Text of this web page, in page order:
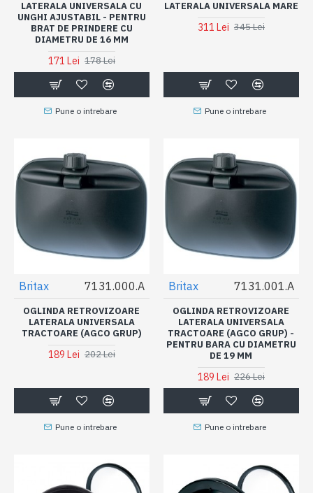
LATERALA UNIVERSALA CU
UNGHI AJUSTABIL - PENTRU
BRAT DE PRINDERE CU
DIAMETRU DE 16 MM
171 Lei 178 Lei
Pune o intrebare
LATERALA UNIVERSALA MARE
311 Lei 345 Lei
Pune o intrebare
Britax 7131.000.A
OGLINDA RETROVIZOARE
LATERALA UNIVERSALA
TRACTOARE (AGCO GRUP)
189 Lei 202 Lei
Pune o intrebare
Britax 7131.001.A
OGLINDA RETROVIZOARE
LATERALA UNIVERSALA
TRACTOARE (AGCO GRUP) -
PENTRU BARA CU DIAMETRU
DE 19 MM
189 Lei 226 Lei
Pune o intrebare